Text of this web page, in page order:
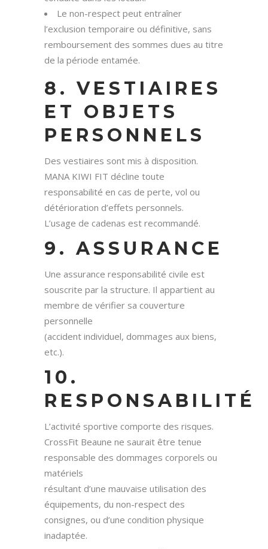
Le non-respect peut entraîner
l’exclusion temporaire ou définitive, sans
remboursement des sommes dues au titre
de la période entamée.
8. VESTIAIRES
ET OBJETS
PERSONNELS
Des vestiaires sont mis à disposition.
MANA KIWI FIT décline toute
responsabilité en cas de perte, vol ou
détérioration d’effets personnels.
L’usage de cadenas est recommandé.
9. ASSURANCE
Une assurance responsabilité civile est
souscrite par la structure. Il appartient au
membre de vérifier sa couverture
personnelle
(accident individuel, dommages aux biens,
etc.).
10.
RESPONSABILITÉ
L’activité sportive comporte des risques.
CrossFit Beaune ne saurait être tenue
responsable des dommages corporels ou
matériels
résultant d’une mauvaise utilisation des
équipements, du non-respect des
consignes, ou d’une condition physique
inadaptée.